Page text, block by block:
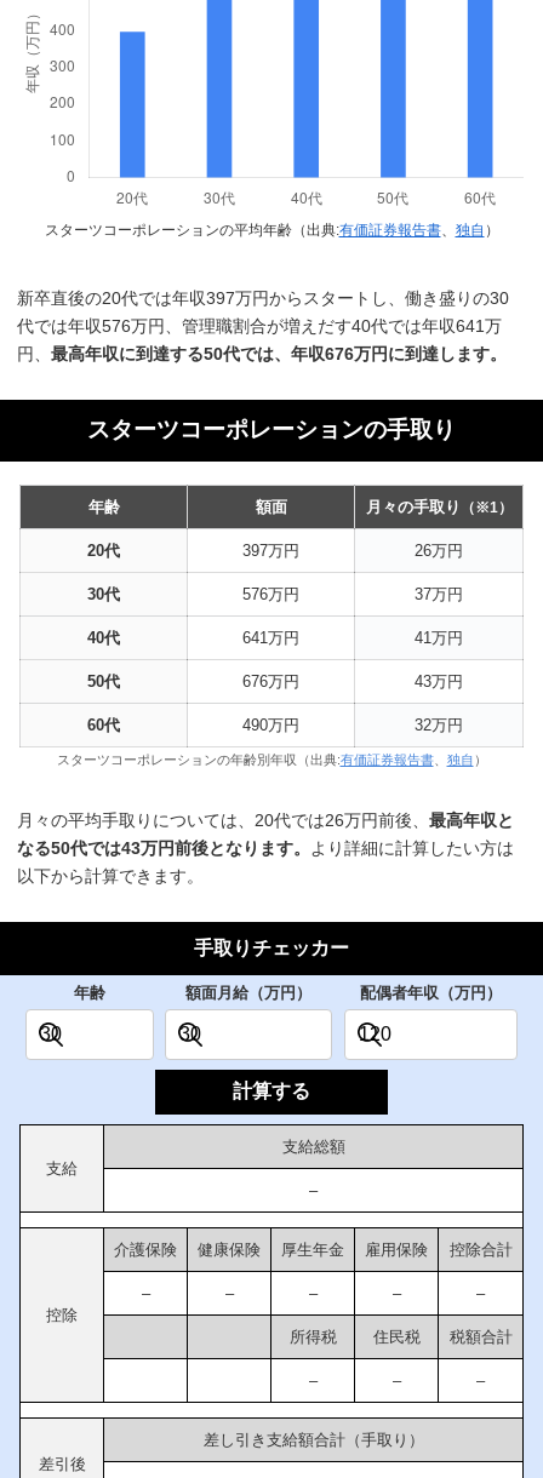
スターツコーポレーションの平均年齢（出典:有価証券報告書、 独自 ）
新卒直後の20代では年収397万円からスタートし、働き盛りの30
代では年収576万円、管理職割合が増えだす40代では年収641万
円、最高年収に到達する50代では、年収676万円に到達します。
スターツコーポレーションの手取り
年齢 額面 月々の手取り （※1）
20代 397万円 26万円
30代 576万円 37万円
40代 641万円 41万円
50代 676万円 43万円
60代 490万円 32万円
スターツコーポレーションの年齢別年収（出典:有価証券報告書、 独自 ）
月々の平均手取りについては、20代では26万円前後、最高年収と
なる50代では43万円前後となります。
より詳細に計算したい方は
以下から計算できます。
手取りチェッカー
年齢 額面月給（万円） 配偶者年収（万円）
計算する
支給
支給総額
–
控除
介護保険 健康保険 厚生年金 雇用保険 控除合計
– – – – –
所得税 住民税 税額合計
– – –
差引後
差し引き支給額合計（手取り）